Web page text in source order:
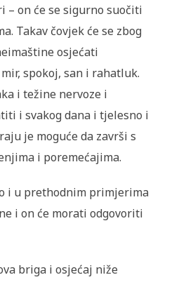
– on će se sigurno suočiti
Takav čovjek će se zbog
osjećati
spokoj, san i rahatluk.
i težine nervoze i
i svakog dana i tjelesno i
je moguće da završi s
i poremećajima.
i u prethodnim primjerima
i on će morati odgovoriti
briga i osjećaj niže